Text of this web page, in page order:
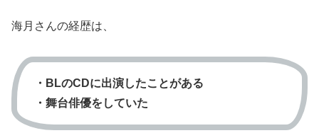
海月さんの経歴は、
・BLのCDに出演したことがある
・舞台俳優をしていた